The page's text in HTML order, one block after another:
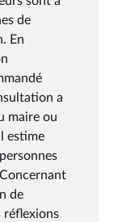
de
En
a
maire ou
estime
de
réflexions